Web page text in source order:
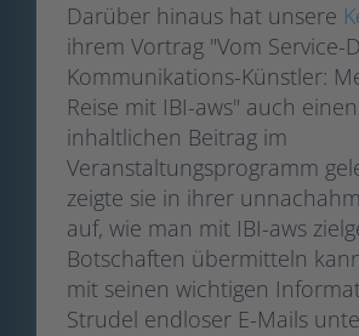
Darüber hinaus hat unsere
ihrem Vortrag "Vom Service-
Kommunikations-Künstler:
Reise mit IBI-aws" auch einen
inhaltlichen Beitrag im
Veranstaltungsprogramm
zeigte sie in ihrer
auf, wie man mit IBI-aws
Botschaften übermitteln
mit seinen wichtigen
Strudel endloser E-Mails